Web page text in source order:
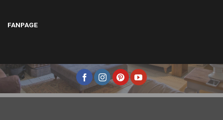
FANPAGE